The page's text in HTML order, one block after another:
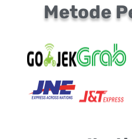
Metode